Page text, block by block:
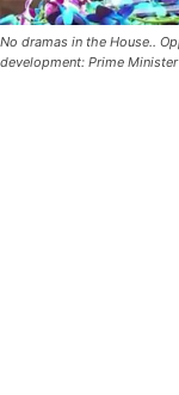
No dramas in the House..
development: Prime